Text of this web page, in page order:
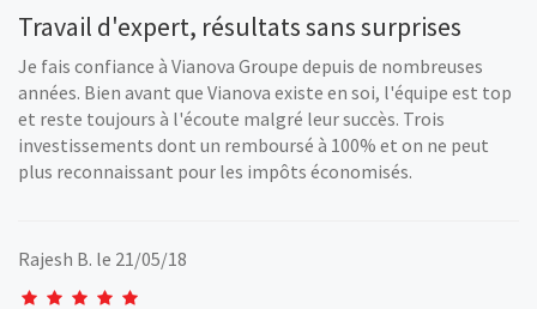
Travail d'expert, résultats sans surprises
Je fais confiance à Vianova Groupe depuis de nombreuses
années. Bien avant que Vianova existe en soi, l'équipe est top
et reste toujours à l'écoute malgré leur succès. Trois
investissements dont un remboursé à 100% et on ne peut
plus reconnaissant pour les impôts économisés.
Rajesh B. le 21/05/18